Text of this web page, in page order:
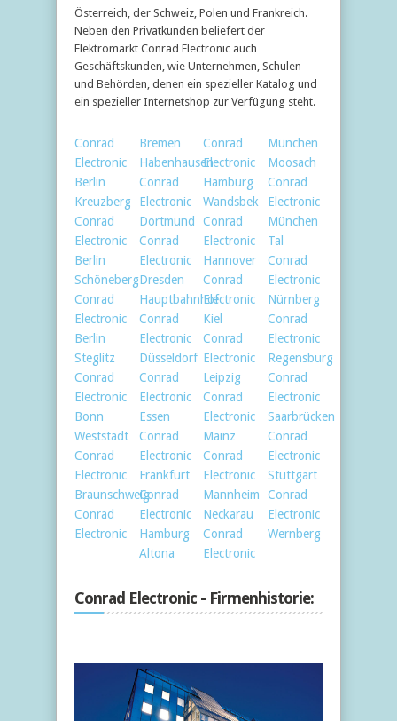
Österreich, der Schweiz, Polen und Frankreich.
Neben den Privatkunden beliefert der
Elektromarkt Conrad Electronic auch
Geschäftskunden, wie Unternehmen, Schulen
und Behörden, denen ein spezieller Katalog und
ein spezieller Internetshop zur Verfügung steht.
Conrad
Electronic
Berlin
Kreuzberg
Conrad
Electronic
Berlin
Schöneberg
Conrad
Electronic
Berlin
Steglitz
Conrad
Electronic
Bonn
Weststadt
Conrad
Electronic
Braunschweig
Conrad
Electronic
Bremen
Habenhausen
Conrad
Electronic
Dortmund
Conrad
Electronic
Dresden
Hauptbahnhof
Conrad
Electronic
Düsseldorf
Conrad
Electronic
Essen
Conrad
Electronic
Frankfurt
Conrad
Electronic
Hamburg
Altona
Conrad
Electronic
Hamburg
Wandsbek
Conrad
Electronic
Hannover
Conrad
Electronic
Kiel
Conrad
Electronic
Leipzig
Conrad
Electronic
Mainz
Conrad
Electronic
Mannheim
Neckarau
Conrad
Electronic
München
Moosach
Conrad
Electronic
München
Tal
Conrad
Electronic
Nürnberg
Conrad
Electronic
Regensburg
Conrad
Electronic
Saarbrücken
Conrad
Electronic
Stuttgart
Conrad
Electronic
Wernberg
Conrad Electronic - Firmenhistorie: